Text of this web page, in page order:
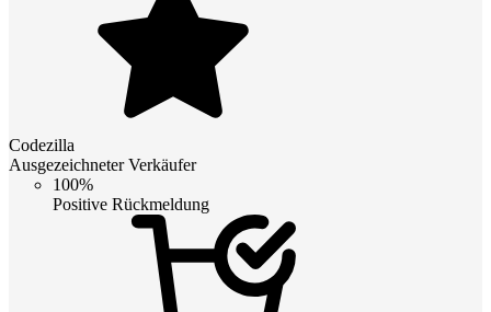
Codezilla
Ausgezeichneter Verkäufer
100%
Positive Rückmeldung